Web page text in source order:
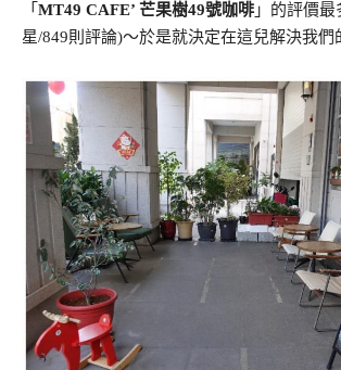
「 MT49 CAFE’ 芒果樹49號咖啡 」的評價
星/849則評論)～於是就決定在這兒解決我們